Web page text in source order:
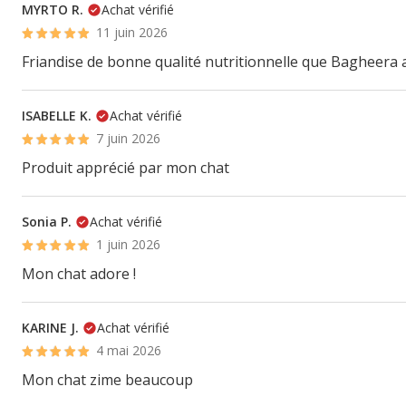
MYRTO R.
Achat vérifié
11 juin 2026
Friandise de bonne qualité nutritionnelle que Bagheera
ISABELLE K.
Achat vérifié
7 juin 2026
Produit apprécié par mon chat
Sonia P.
Achat vérifié
1 juin 2026
Mon chat adore !
KARINE J.
Achat vérifié
4 mai 2026
Mon chat zime beaucoup